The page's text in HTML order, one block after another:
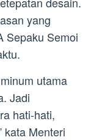
yang
Sepaku Semoi
utama
Jadi
hati-hati,
kata Menteri